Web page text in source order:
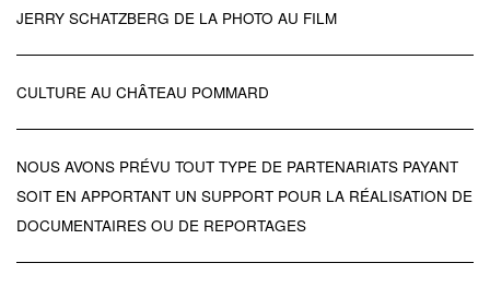
JERRY SCHATZBERG DE LA PHOTO AU FILM
CULTURE AU CHÂTEAU POMMARD
NOUS AVONS PRÉVU TOUT TYPE DE PARTENARIATS PAYANT
SOIT EN APPORTANT UN SUPPORT POUR LA RÉALISATION DE
DOCUMENTAIRES OU DE REPORTAGES